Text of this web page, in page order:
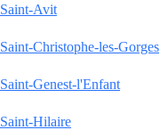
Saint-Avit
Saint-Christophe-les-Gorges
Saint-Genest-l'Enfant
Saint-Hilaire